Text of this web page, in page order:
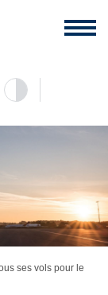
ses vols pour le